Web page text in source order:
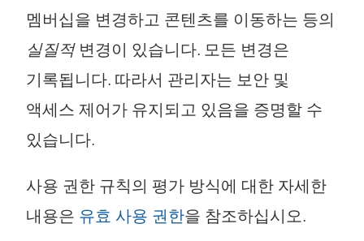
멤버십을 변경하고 콘텐츠를 이동하는 등의
실질적변경이 있습니다. 모든 변경은
기록됩니다. 따라서 관리자는 보안 및
액세스 제어가 유지되고 있음을 증명할 수
있습니다.
사용 권한 규칙의 평가 방식에 대한 자세한
내용은 유효 사용 권한을 참조하십시오.